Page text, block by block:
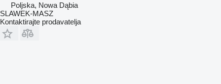
Poljska, Nowa Dąbia
SLAWEK-MASZ
Kontaktirajte prodavatelja